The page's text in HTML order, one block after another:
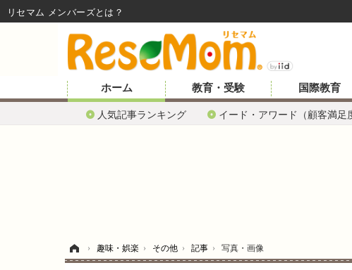
ホーム
人気記事ランキング イード・アワード（顧客満足
教育・受験 国際教育
› 趣味・娯楽 › その他 › 記事 › 写真・画像
リセマム メンバーズ